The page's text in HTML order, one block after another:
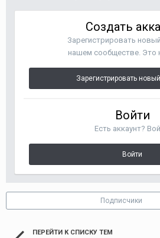
Создать
Зарегистрировать
нашем сообществе. Это
Зарегистрировать
Войти
Есть аккаунт?
Войти
Подписчики
ПЕРЕЙТИ К СПИСКУ ТЕМ